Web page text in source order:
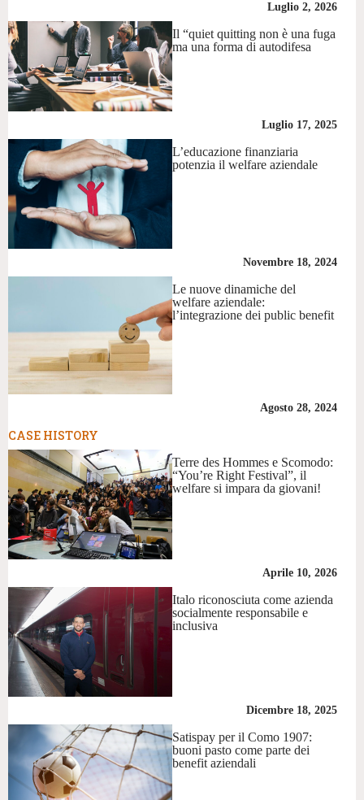
Luglio 2, 2026
Il “quiet quitting non è una fuga
ma una forma di autodifesa
Luglio 17, 2025
L’educazione finanziaria
potenzia il welfare aziendale
Novembre 18, 2024
Le nuove dinamiche del
welfare aziendale:
l’integrazione dei public benefit
Agosto 28, 2024
CASE HISTORY
Terre des Hommes e Scomodo:
“You’re Right Festival”, il
welfare si impara da giovani!
Aprile 10, 2026
Italo riconosciuta come azienda
socialmente responsabile e
inclusiva
Dicembre 18, 2025
Satispay per il Como 1907:
buoni pasto come parte dei
benefit aziendali